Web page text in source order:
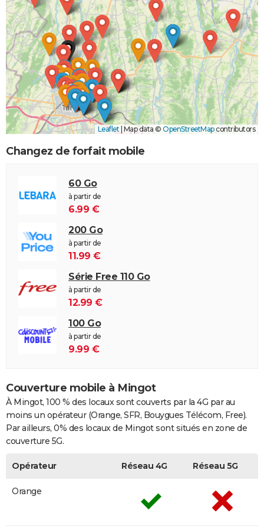
Leaflet Map data © OpenStreetMapcontributors
Changez de forfait mobile
60 Go
à partir de
6.99 €
200 Go
à partir de
11.99 €
Série Free 110 Go
à partir de
12.99 €
100 Go
à partir de
9.99 €
Couverture mobile à Mingot
À Mingot, 100 % des locaux sont couverts par la 4G par au
moins un opérateur (Orange, SFR, Bouygues Télécom, Free).
Par ailleurs, 0% des locaux de Mingot sont situés en zone de
couverture 5G.
Opérateur Réseau 4G Réseau 5G
Orange